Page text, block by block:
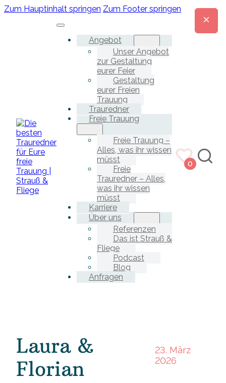
Zum Hauptinhalt springen Zum Footer springen
Angebot
Unser Angebot
zur Gestaltung
eurer Feier
Gestaltung
eurer Freien
Trauung
Trauredner
Freie Trauung
Freie Trauung –
Alles, was ihr wissen
müsst
Freie
Trauredner – Alles,
was ihr wissen
müsst
Karriere
Über uns
Referenzen
Das ist Strauß &
Fliege
Podcast
Blog
Anfragen
0
Laura &
Florian
23. März
2026